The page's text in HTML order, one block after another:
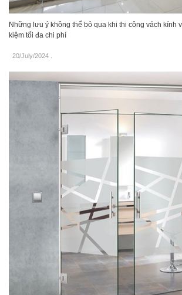
Những lưu ý không thể bỏ qua khi thi công vách kính
kiệm tối đa chi phí
20/July/2024